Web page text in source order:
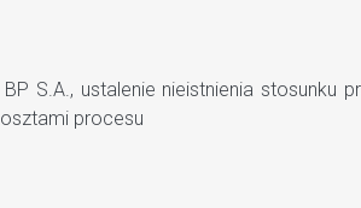
S.A., ustalenie nieistnienia stosunku
procesu